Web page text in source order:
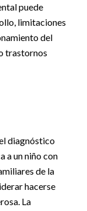
puede
limitaciones
del
trastornos
diagnóstico
a un niño con
de la
hacerse
La